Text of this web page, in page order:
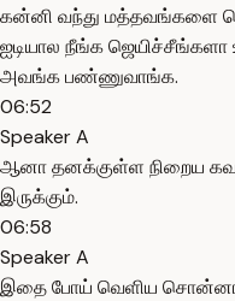
கன்னி வந்து மத்தவங்களை
ஐடியால நீங்க
அவங்க பண்ணுவாங்க.
06:52
Speaker A
ஆனா தனக்குள்ள நிறைய
இருக்கும்.
06:58
Speaker A
இதை போய் வெளிய சொன்னா